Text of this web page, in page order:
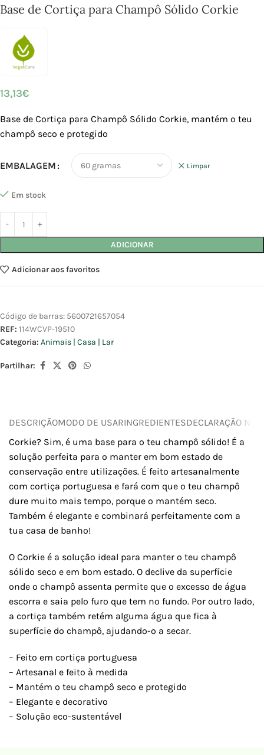
Base de Cortiça para Champô Sólido Corkie
13,13€
Base de Cortiça para Champô Sólido Corkie, mantém o teu
champô seco e protegido
EMBALAGEM Limpar
Em stock
ADICIONAR
Adicionar aos favoritos
Código de barras: 5600721657054
REF: 114WCVP-19510
Categoria: Animais | Casa | Lar
Partilhar:
DESCRIÇÃOMODO DE USARINGREDIENTESDECLARAÇÃO
Corkie? Sim, é uma base para o teu champô sólido! É a
solução perfeita para o manter em bom estado de
conservação entre utilizações. É feito artesanalmente
com cortiça portuguesa e fará com que o teu champô
dure muito mais tempo, porque o mantém seco.
Também é elegante e combinará perfeitamente com a
tua casa de banho!
O Corkie é a solução ideal para manter o teu champô
sólido seco e em bom estado. O declive da superfície
onde o champô assenta permite que o excesso de água
escorra e saia pelo furo que tem no fundo. Por outro lado,
a cortiça também retém alguma água que fica à
superfície do champô, ajudando-o a secar.
– Feito em cortiça portuguesa
– Artesanal e feito à medida
– Mantém o teu champô seco e protegido
– Elegante e decorativo
– Solução eco-sustentável